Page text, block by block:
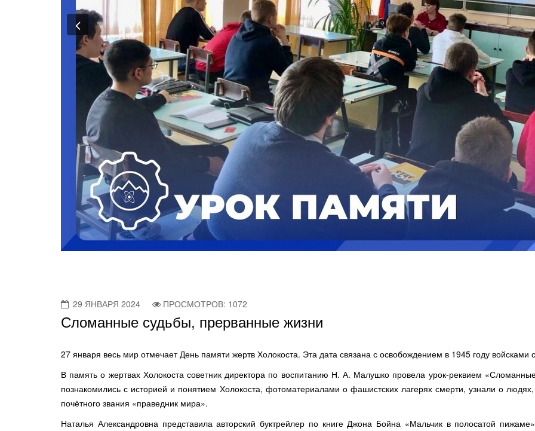
Previous
29 ЯНВАРЯ 2024 ПРОСМОТРОВ: 1072
Сломанные судьбы, прерванные жизни
27 января весь мир отмечает День памяти жертв Холокоста. Эта дата связана с освобождением в 1945 году
В память о жертвах Холокоста советник директора по воспитанию Н. А. Малушко провела урок-реквием
познакомились с историей и понятием Холокоста, фотоматериалами о фашистских лагерях смерти, узнали о
почётного звания «праведник мира».
Наталья Александровна представила авторский буктрейлер по книге Джона Бойна «Мальчик в полосатой